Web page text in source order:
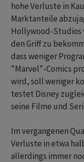
hohe Verluste in
Marktanteile
Hollywood-Studios
den Griff zu
dass weniger
"Marvel"-Comics
wird, soll weniger
testet Disney
seine Filme und
Im vergangenen
Verluste in etwa
allerdings immer